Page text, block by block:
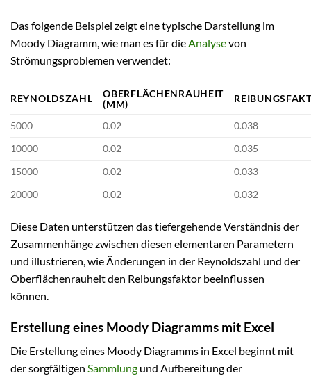
Das folgende Beispiel zeigt eine typische Darstellung im
Moody Diagramm, wie man es für dieAnalysevon
Strömungsproblemen verwendet:
REYNOLDSZAHL
OBERFLÄCHENRAUHEIT
(MM)
5000 0.02
0.038
10000
0.02
0.035
15000
0.02
0.033
20000
0.02 0.032
Diese Daten unterstützen das tiefergehende Verständnis der
Zusammenhänge zwischen diesen elementaren Parametern
und illustrieren, wie Änderungen in der Reynoldszahl und der
Oberflächenrauheit den Reibungsfaktor beeinflussen
können.
Erstellung eines Moody Diagramms mit Excel
Die Erstellung eines Moody Diagramms in Excel beginnt mit
der sorgfältigen Sammlung und Aufbereitung der